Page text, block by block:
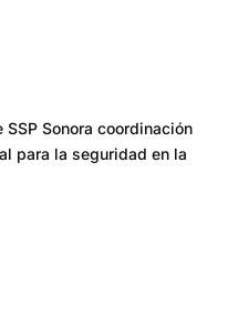
SSP Sonora coordinación
para la seguridad en la